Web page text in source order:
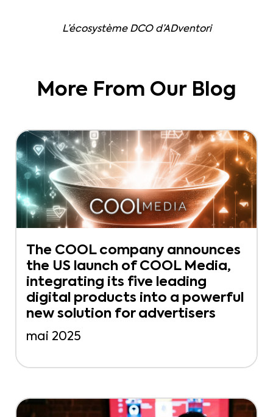
L’écosystème DCO d’ADventori
More From Our Blog
The COOL company announces
the US launch of COOL Media,
integrating its five leading
digital products into a powerful
new solution for advertisers
mai 2025